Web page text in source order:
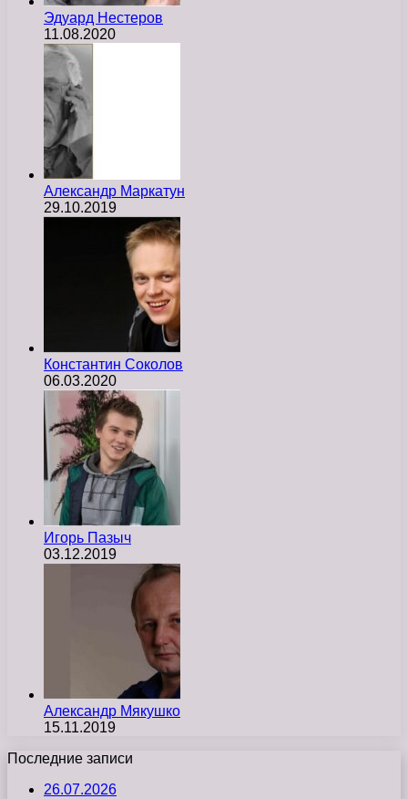
Эдуард Нестеров
11.08.2020
Александр Маркатун
29.10.2019
Константин Соколов
06.03.2020
Игорь Пазыч
03.12.2019
Александр Мякушко
15.11.2019
Последние записи
26.07.2026